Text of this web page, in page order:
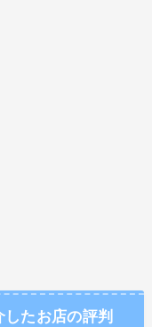
たお店の評判